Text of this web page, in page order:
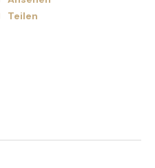
Teilen